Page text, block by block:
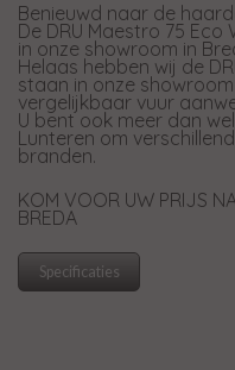
Benieuwd naar de
De DRU Maestro 75
in onze showroom in
Helaas hebben wij de
staan in onze
vergelijkbaar vuur
U bent ook meer dan
Lunteren om
branden.
KOM VOOR UW PRIJS
BREDA
Specificaties